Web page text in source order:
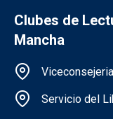
Clubes de
Mancha
Información
Servicio del